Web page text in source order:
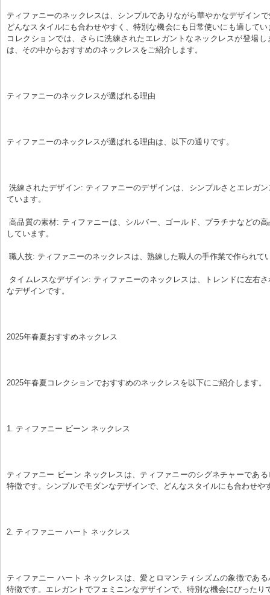
ティファニーのネックレスは、シンプルでありながら華やかなデザイン
どんなスタイルにも合わせやすく、特別な機会にも日常使いにも適して
コレクションでは、さらに洗練されたエレガントなネックレスが登場
は、その中からおすすめのネックレスをご紹介します。
ティファニーのネックレスが選ばれる理由
ティファニーのネックレスが選ばれる理由は、以下の通りです。
洗練されたデザイン: ティファニーのデザインは、シンプルさとエレガンスの融合で知られ
ています。
高品質の素材: ティファニーは、シルバー、ゴールド、プラチナなどの高品質の素材を使用
しています。
職人技: ティファニーのネックレスは、熟練した職人の手作業で作られて
なデザインです。
2025年春夏おすすめネックレス
2025年春夏コレクションでおすすめのネックレスを以下にご紹介します。
1. ティファニー ビーン ネックレス
ティファニー ビーン ネックレスは、ティファニーのシグネチャーであ
特徴です。シンプルでモダンなデザインで、どんなスタイルにも合わせや
2. ティファニー ハート ネックレス
ティファニー ハート ネックレスは、愛とロマンティシズムの象徴であ
特徴です。エレガントでフェミニンなデザインで、特別な機会にぴったり